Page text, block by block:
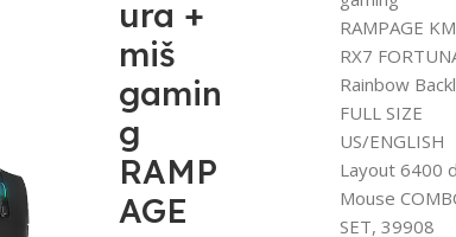
ura +
miš
gamin
g
RAMP
AGE
RAMPAGE
RX7
Rainbow
FULL SIZE
US/ENGLISH
Layout 6400
Mouse
SET, 39908